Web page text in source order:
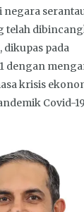
negara
telah
dikupas pada
dengan
krisis
Covid-